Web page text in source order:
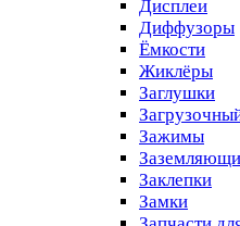
Дисплеи
Диффузоры
Ёмкости
Жиклёры
Заглушки
Зажимы
Заклепки
Замки